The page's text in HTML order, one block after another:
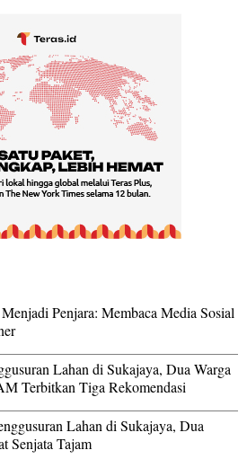
Penjara: Membaca Media Sosial
Lahan di Sukajaya, Dua Warga
Terbitkan Tiga Rekomendasi
Lahan di Sukajaya, Dua
Senjata Tajam